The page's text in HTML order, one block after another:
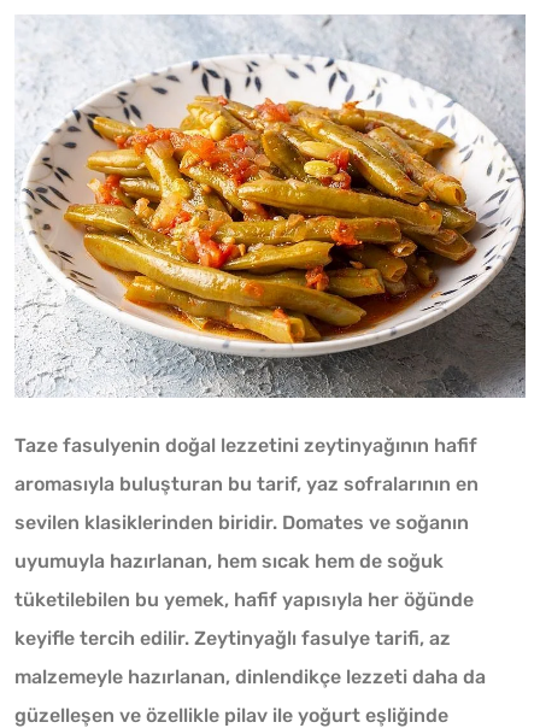
Taze fasulyenin doğal lezzetini zeytinyağının hafif
aromasıyla buluşturan bu tarif, yaz sofralarının en
sevilen klasiklerinden biridir. Domates ve soğanın
uyumuyla hazırlanan, hem sıcak hem de soğuk
tüketilebilen bu yemek, hafif yapısıyla her öğünde
keyifle tercih edilir. Zeytinyağlı fasulye tarifi, az
malzemeyle hazırlanan, dinlendikçe lezzeti daha da
güzelleşen ve özellikle pilav ile yoğurt eşliğinde